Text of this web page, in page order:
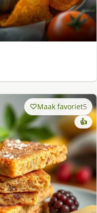
Maak favoriet5
👍